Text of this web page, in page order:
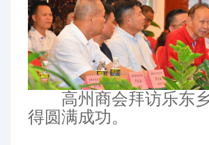
高州商会拜访乐东乡
得圆满成功。